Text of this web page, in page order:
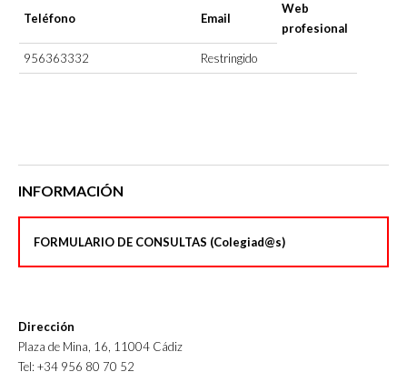
Teléfono Email
Web
profesional
956363332 Restringido
INFORMACIÓN
FORMULARIO DE CONSULTAS (Colegiad@s)
Dirección
Plaza de Mina, 16, 11004 Cádiz
Tel: +34 956 80 70 52